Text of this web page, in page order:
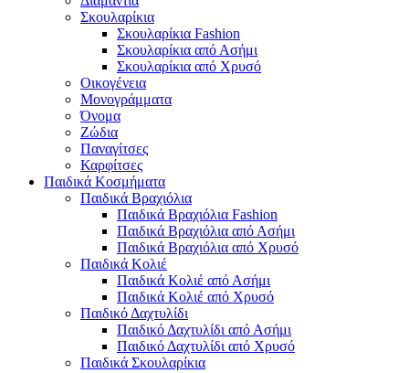
Σκουλαρίκια
Σκουλαρίκια Fashion
Σκουλαρίκια από Ασήμι
Σκουλαρίκια από Χρυσό
Οικογένεια
Μονογράμματα
Όνομα
Ζώδια
Παναγίτσες
Καρφίτσες
Παιδικά Κοσμήματα
Παιδικά Βραχιόλια
Παιδικά Βραχιόλια Fashion
Παιδικά Βραχιόλια από Ασήμι
Παιδικά Βραχιόλια από Χρυσό
Παιδικά Κολιέ
Παιδικά Κολιέ από Ασήμι
Παιδικά Κολιέ από Χρυσό
Παιδικό Δαχτυλίδι
Παιδικό Δαχτυλίδι από Ασήμι
Παιδικό Δαχτυλίδι από Χρυσό
Παιδικά Σκουλαρίκια